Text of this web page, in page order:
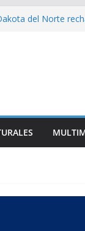
del Norte
y rebaja